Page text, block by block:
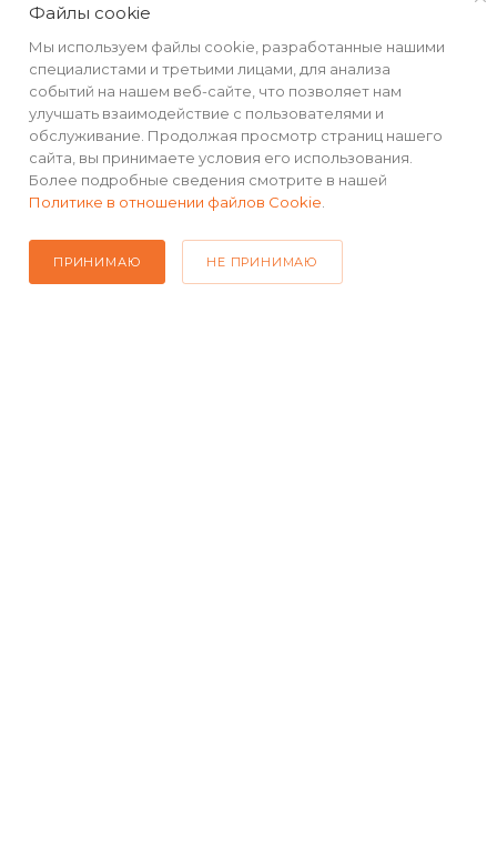
Продуманный дизайн
Файлы cookie
Мы используем файлы cookie, разработанные нашими
специалистами и третьими лицами, для анализа
событий на нашем веб-сайте, что позволяет нам
улучшать взаимодействие с пользователями и
обслуживание. Продолжая просмотр страниц нашего
сайта, вы принимаете условия его использования.
Более подробные сведения смотрите в нашей
Политике в отношении файлов Cookie
ПРИНИМАЮ НЕ ПРИНИМАЮ